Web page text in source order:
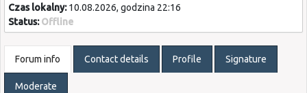
Czas lokalny:10.08.2026, godzina 22:16
Status: Offline
Forum info Contact details Profile Signature
Moderate